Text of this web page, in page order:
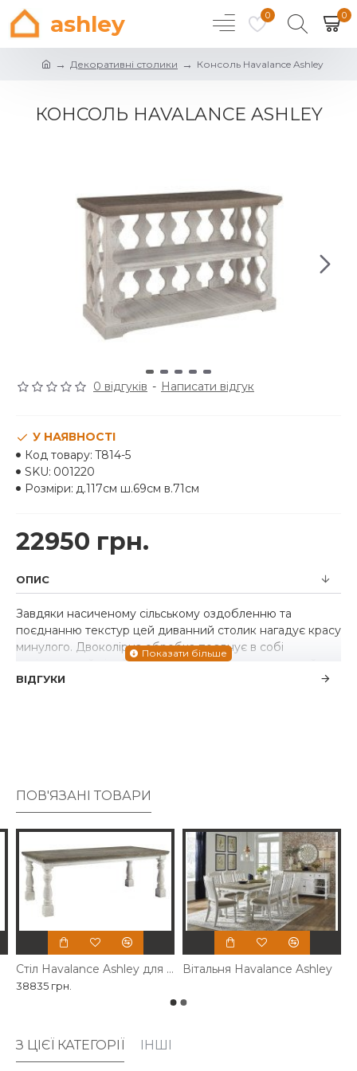
ashley 0 0
Декоративні столики Консоль Havalance Ashley
КОНСОЛЬ HAVALANCE ASHLEY
0 відгуків - Написати відгук
22950 грн.
У НАЯВНОСТІ
Код товару: T814-5
SKU: 001220
Розміри: д.117см ш.69см в.71см
ОПИС
Завдяки насиченому сільському оздобленню та
поєднанню текстур цей диванний столик нагадує красу
минулого. Двоколірна обробка поєднує в собі
вивітрюваний сірий і вінтажний білий для надзвичайно
чарівного ефекту. Дошки у стилі балюстради, що
ВІДГУКИ
ПОВ'ЯЗАНІ ТОВАРИ
Стіл Havalance Ashley для вітальні
38835 грн.
Вітальня Havalance Ashley
З ЦІЄЇ КАТЕГОРІЇ ІНШІ